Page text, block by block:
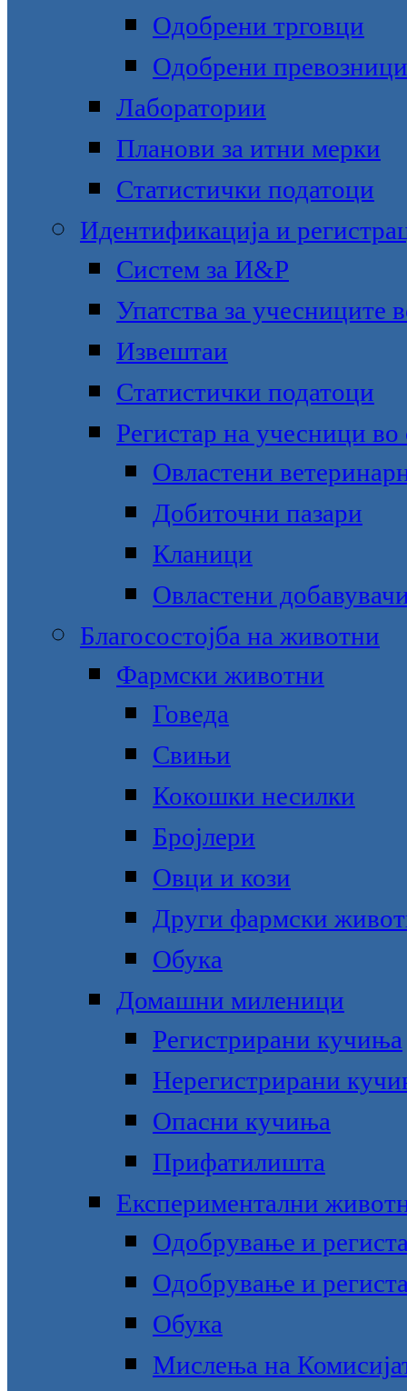
Одобрени трговци
Одобрени превозници
Лаборатории
Планови за итни мерки
Статистички податоци
Идентификација и
Систем за И&Р
Упатства за учесниците
Извештаи
Статистички податоци
Регистар на учесници во
Овластени
Добиточни пазари
Кланици
Овластени
Благосостојба на животни
Фармски животни
Говеда
Свињи
Кокошки несилки
Бројлери
Овци и кози
Други фармски
Обука
Домашни миленици
Регистрирани кучиња
Нерегистрирани
Опасни кучиња
Прифатилишта
Експериментални
Одобрување и
Одобрување и
Обука
Мислења на